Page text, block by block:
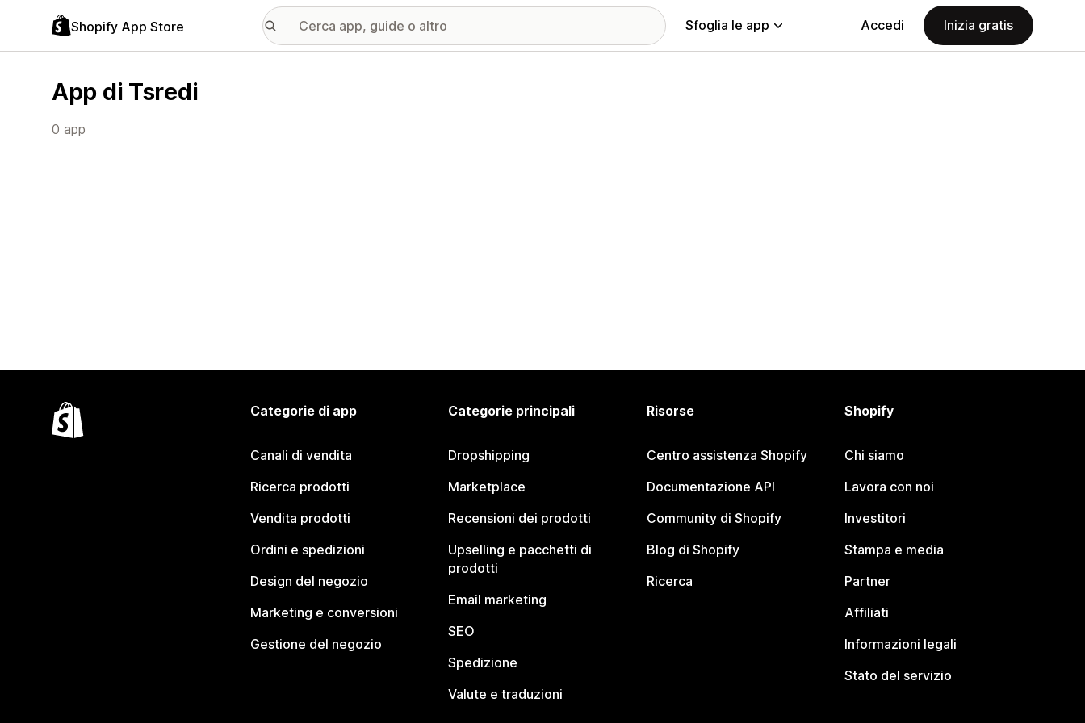
Shopify App Store Sfoglia le app Accedi Inizia gratis
App di Tsredi
0 app
Categorie di app
Canali di vendita
Ricerca prodotti
Vendita prodotti
Ordini e spedizioni
Design del negozio
Marketing e conversioni
Gestione del negozio
Categorie principali
Dropshipping
Marketplace
Recensioni dei prodotti
Upselling e pacchetti di
prodotti
Email marketing
SEO
Spedizione
Valute e traduzioni
Risorse
Centro assistenza Shopify
Documentazione API
Community di Shopify
Blog di Shopify
Ricerca
Shopify
Chi siamo
Lavora con noi
Investitori
Stampa e media
Partner
Affiliati
Informazioni legali
Stato del servizio